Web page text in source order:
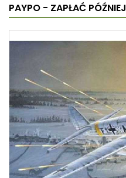
PAYPO - ZAPŁAĆ PÓŹNIEJ